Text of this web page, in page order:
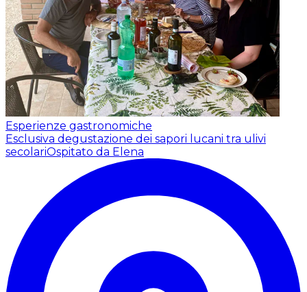
Esperienze gastronomiche
Esclusiva degustazione dei sapori lucani tra ulivi
secolariOspitato da Elena